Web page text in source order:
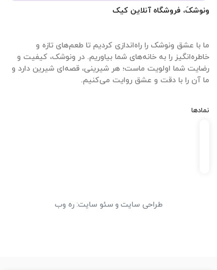
ونوشکَ، فروشگاه آنلاین کیک
ما با عشق ونوشک را راه‌اندازی کردیم تا طعم‌های تازه و
خاطره‌انگیز را به خانه‌های شما بیاوریم. در ونوشک، کیفیت و
رضایت شما اولویت ماست؛ هر شیرینی، قصه‌ای شیرین دارد و
ما آن را با دقت و عشق روایت می‌کنیم.
نمادها
طراحی سایت و سئو سایت: ره وب